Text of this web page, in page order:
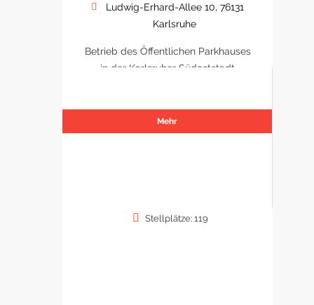
Ludwig-Erhard-Allee 10, 76131
Karlsruhe
Betrieb des Öffentlichen Parkhauses
in der Karlsruher Südoststadt
Mehr
Stellplätze: 119